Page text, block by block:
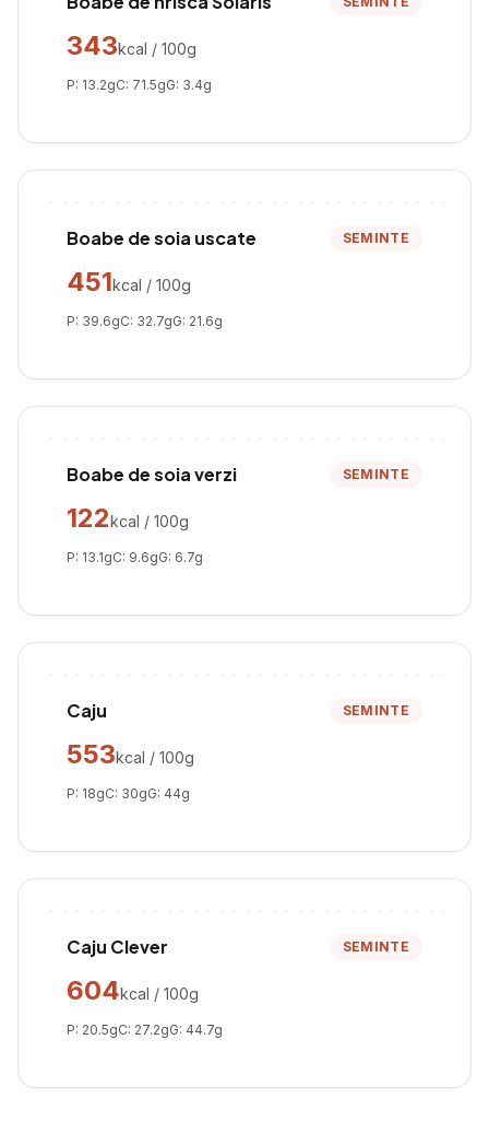
343kcal / 100g
P: 13.2gC: 71.5gG: 3.4g
Boabe de soia uscate SEMINTE
451kcal / 100g
P: 39.6gC: 32.7gG: 21.6g
Boabe de soia verzi SEMINTE
122kcal / 100g
P: 13.1gC: 9.6gG: 6.7g
Caju SEMINTE
553kcal / 100g
P: 18gC: 30gG: 44g
Caju Clever SEMINTE
604kcal / 100g
P: 20.5gC: 27.2gG: 44.7g